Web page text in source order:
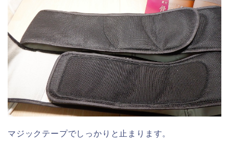
マジックテープでしっかりと止まります。